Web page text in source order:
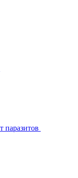
паразитов